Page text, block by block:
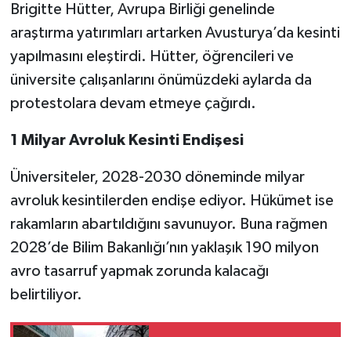
Brigitte Hütter, Avrupa Birliği genelinde
araştırma yatırımları artarken Avusturya’da kesinti
yapılmasını eleştirdi. Hütter, öğrencileri ve
üniversite çalışanlarını önümüzdeki aylarda da
protestolara devam etmeye çağırdı.
1 Milyar Avroluk Kesinti Endişesi
Üniversiteler, 2028-2030 döneminde milyar
avroluk kesintilerden endişe ediyor. Hükümet ise
rakamların abartıldığını savunuyor. Buna rağmen
2028’de Bilim Bakanlığı’nın yaklaşık 190 milyon
avro tasarruf yapmak zorunda kalacağı
belirtiliyor.